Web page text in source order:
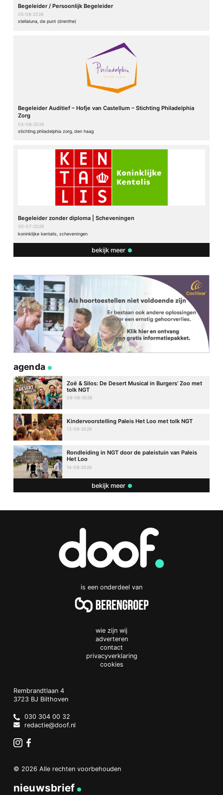
Begeleider / Persoonlijk Begeleider
05-08-2026
stellaluna, de punt (drenthe)
Begeleider Auditief – Hofje van Castellum – Stichting Philadelphia
Zorg
04-08-2026
stichting philadelphia zorg, den haag
Begeleider zonder diploma | Scheveningen
30-07-2026
koninklijke kentalis, scheveningen
bekijk meer
agenda
Zoë & Silos: De Desert Musical in Burgers’ Zoo met
tolk NGT
08-08-2026
Kindervoorstelling Paleis Het Loo met tolk NGT
13-08-2026
Rondleiding in NGT door de paleistuin van Paleis
Het Loo
14-08-2026
bekijk meer
is een onderdeel van
wie zijn wij
adverteren
contact
privacyverklaring
cookies
Doof.nl
work
Rembrandtlaan 4
3723 BJ Bilthoven
Netherlands
030 304 00 32
redactie@doof.nl
© 2026 Alle rechten voorbehouden
nieuwsbrief